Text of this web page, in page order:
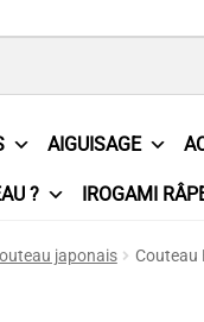
AIGUISAGE
? IROGAMI
Contact
japonais Couteau